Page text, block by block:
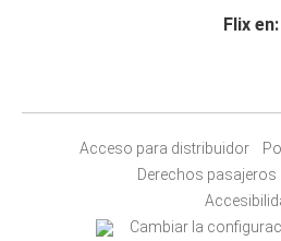
Flix en:
Acceso para distribuidor
Derechos pasajeros
Cambiar la